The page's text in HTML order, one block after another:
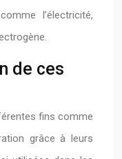
l’électricité,
de ces
fins comme
grâce à leurs